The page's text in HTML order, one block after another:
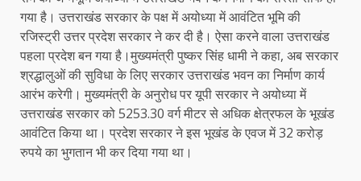
गया है। उत्तराखंड सरकार के पक्ष में अयोध्या में आवंटित भूमि की
रजिस्ट्री उत्तर प्रदेश सरकार ने कर दी है। ऐसा करने वाला उत्तराखंड
पहला प्रदेश बन गया है।मुख्यमंत्री पुष्कर सिंह धामी ने कहा, अब सरकार
श्रद्धालुओं की सुविधा के लिए सरकार उत्तराखंड भवन का निर्माण कार्य
आरंभ करेगी। मुख्यमंत्री के अनुरोध पर यूपी सरकार ने अयोध्या में
उत्तराखंड सरकार को 5253.30 वर्ग मीटर से अधिक क्षेत्रफल के भूखंड
आवंटित किया था। प्रदेश सरकार ने इस भूखंड के एवज में 32 करोड़
रुपये का भुगतान भी कर दिया गया था।